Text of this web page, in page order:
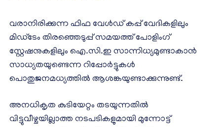
വരാനിരിക്കുന്ന ഫിഫ വേൾഡ് കപ്പ് വേദികളിലും
മിഡ്‌ടേം തിരഞ്ഞെടുപ്പ് സമയത്ത് പോളിംഗ്
സ്റ്റേഷനുകളിലും ഐ.സി.ഇ സാന്നിധ്യമുണ്ടാകാൻ
സാധ്യതയുണ്ടെന്ന റിപ്പോർട്ടുകൾ
പൊതുജനമധ്യത്തിൽ ആശങ്കയുണ്ടാക്കുന്നുണ്ട്.
അനധികൃത കുടിയേറ്റം തടയുന്നതിൽ
വിട്ടുവീഴ്ചയില്ലാത്ത നടപടികളുമായി മുന്നോട്ട്